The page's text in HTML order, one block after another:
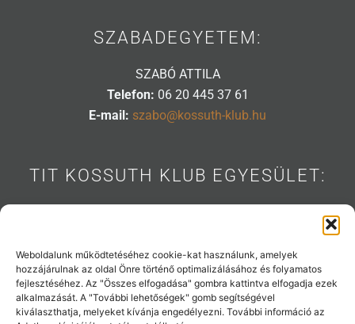
Weboldalunk működtetéséhez cookie-kat használunk, amelyek
hozzájárulnak az oldal Önre történő optimalizálásához és folyamatos
fejlesztéséhez. Az "Összes elfogadása" gombra kattintva elfogadja ezek
alkalmazását. A "További lehetőségek" gomb segítségével
kiválaszthatja, melyeket kívánja engedélyezni. További információ az
SZABADEGYETEM:
SZABÓ ATTILA
Telefon: 06 20 445 37 61
E-mail: szabo@kossuth-klub.hu
TIT KOSSUTH KLUB EGYESÜLET:
E-mail: info@kossuth-klub.hu
Támogatóink: